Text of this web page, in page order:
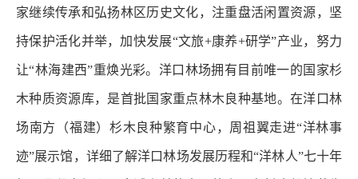
家继续传承和弘扬林区历史文化，注重盘活闲置资源，坚
持保护活化并举，加快发展“文旅+康养+研学”产业，努力
让“林海建西”重焕光彩。洋口林场拥有目前唯一的国家杉
木种质资源库，是首批国家重点林木良种基地。在洋口林
场南方（福建）杉木良种繁育中心，周祖翼走进“洋林事
迹”展示馆，详细了解洋口林场发展历程和“洋林人”七十年